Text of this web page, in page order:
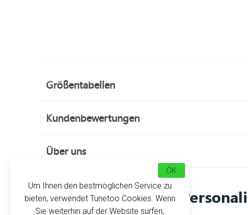
Größentabellen
Kundenbewertungen
Über uns
Um Ihnen den bestmöglichen Service zu
bieten, verwendet Tunetoo Cookies. Wenn
Sie weiterhin auf der Website surfen,
OK